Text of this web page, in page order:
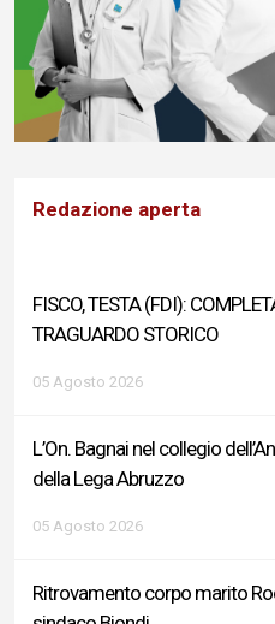
Redazione aperta
L’On. Bagnai nel collegio
della Lega Abruzzo
05 Agosto 2026
Ritrovamento corpo marito
sindaco Biondi
04 Agosto 2026
Reddito di Cittadinanza, Testa